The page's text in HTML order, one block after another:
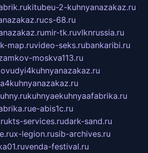
kitubeu-2-kuhnyanazakaz.ru
cs-68.ru
mir-tk.ruvlknrussia.ru
map.ruvideo-seks.rubankaribi.ru
moskva113.ru
kuhnyaekuhnyaafabrika.ru
e-abis1c.ru
kts-services.rudark-sand.ru
x-legion.rusib-archives.ru
venda-festival.ru